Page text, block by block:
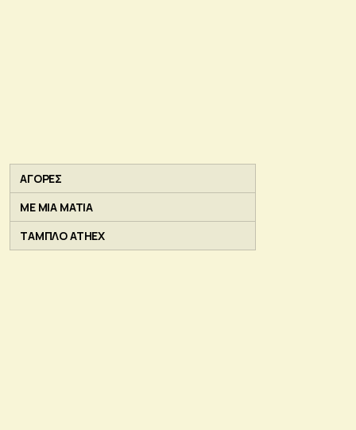
ΑΓΟΡΕΣ
ΜΕ ΜΙΑ ΜΑΤΙΑ
ΤΑΜΠΛΟ ATHEX